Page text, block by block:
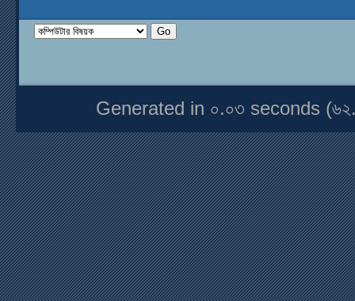
Generated in ০.০৩ seconds